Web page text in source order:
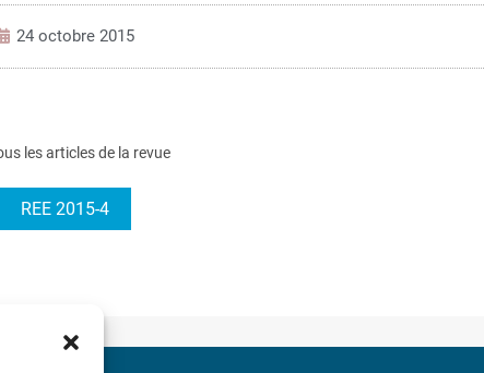
24 octobre 2015
les articles de la revue
REE 2015-4